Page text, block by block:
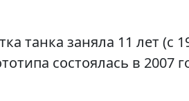
танка заняла 11 лет (с
состоялась в 2007